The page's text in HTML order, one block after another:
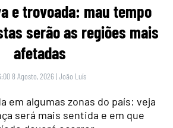
e trovoada: mau tempo
serão as regiões mais
afetadas
8 Agosto, 2026 |João Luís
em algumas zonas do país: veja
será mais sentida e em que